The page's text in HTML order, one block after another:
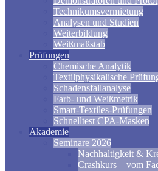
Technikumsvermietung
Analysen und Studien
Weiterbildung
Weißmaßstab
Prüfungen
Chemische Analytik
Textilphysikalische
Schadensfallanalyse
Farb- und Weißmetrik
Smart-Textiles-Prüfungen
Schnelltest CPA-Masken
Akademie
Seminare 2026
Nachhaltigkeit &
Crashkurs – vom